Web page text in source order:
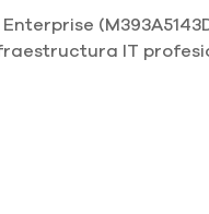
Enterprise
IT